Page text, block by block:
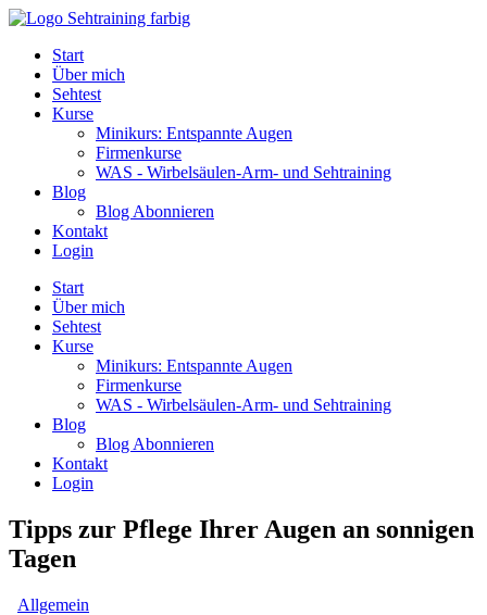
Start
Über mich
Sehtest
Kurse
Minikurs: Entspannte Augen
Firmenkurse
WAS - Wirbelsäulen-Arm- und Sehtraining
Blog
Blog Abonnieren
Kontakt
Login
Start
Über mich
Sehtest
Kurse
Minikurs: Entspannte Augen
Firmenkurse
WAS - Wirbelsäulen-Arm- und Sehtraining
Blog
Blog Abonnieren
Kontakt
Login
Tipps zur Pflege Ihrer Augen an sonnigen
Tagen
Allgemein